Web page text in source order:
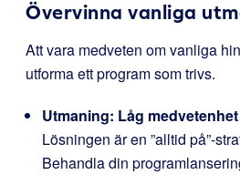
Övervinna vanliga
Att vara medveten om vanliga
utforma ett program som trivs.
Utmaning: Låg
Lösningen är en ”alltid på”-
Behandla din